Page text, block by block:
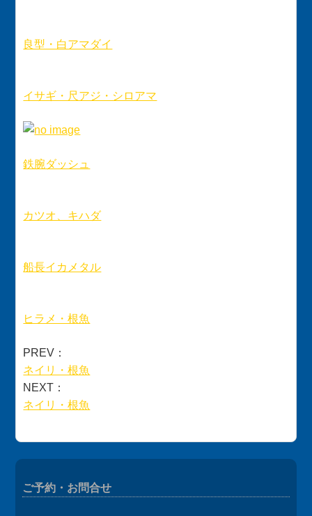
良型・白アマダイ
イサギ・尺アジ・シロアマ
鉄腕ダッシュ
カツオ、キハダ
船長イカメタル
ヒラメ・根魚
PREV：
ネイリ・根魚
NEXT：
ネイリ・根魚
ご予約・お問合せ